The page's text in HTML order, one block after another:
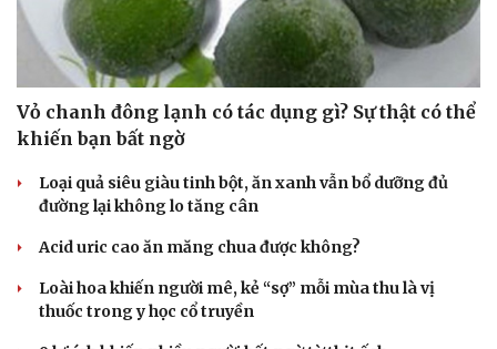
Vỏ chanh đông lạnh có tác dụng gì? Sự thật có thể
khiến bạn bất ngờ
Loại quả siêu giàu tinh bột, ăn xanh vẫn bổ dưỡng đủ
đường lại không lo tăng cân
Acid uric cao ăn măng chua được không?
Loài hoa khiến người mê, kẻ “sợ” mỗi mùa thu là vị
thuốc trong y học cổ truyền